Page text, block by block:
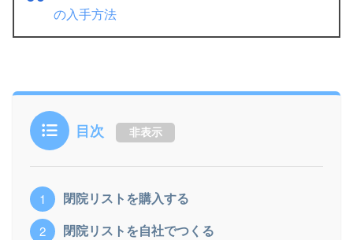
の入手方法
目次 非表示
閉院リストを購入する
閉院リストを自社でつくる